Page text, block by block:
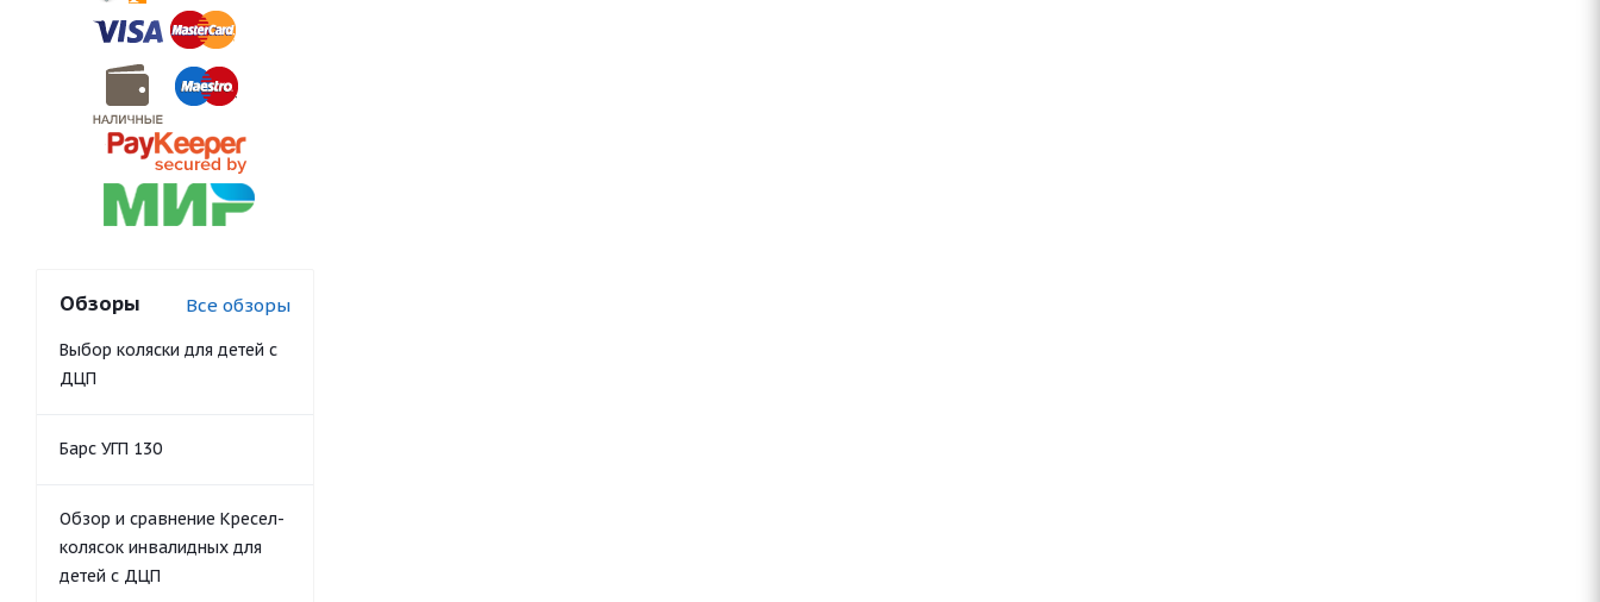
Обзоры Все обзоры
Выбор коляски для детей с
ДЦП
Барс УГП 130
Обзор и сравнение Кресел-
колясок инвалидных для
детей с ДЦП